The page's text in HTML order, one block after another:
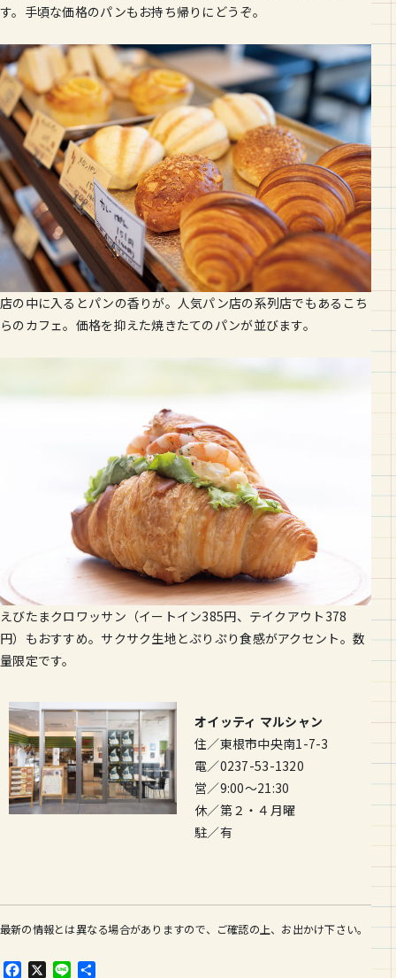
す。手頃な価格のパンもお持ち帰りにどうぞ。
店の中に入るとパンの香りが。人気パン店の系列店でもあるこち
らのカフェ。価格を抑えた焼きたてのパンが並びます。
えびたまクロワッサン（イートイン385円、テイクアウト378
円）もおすすめ。サクサク生地とぷりぷり食感がアクセント。数
量限定です。
オイッティ マルシャン
住／東根市中央南1-7-3
電／0237-53-1320
営／9:00～21:30
休／第２・４月曜
駐／有
最新の情報とは異なる場合がありますので、ご確認の上、お出かけ下さい。
F
X
L